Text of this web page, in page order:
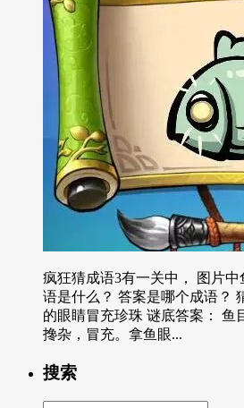
疯狂猜成语3有一关中， 图片
语是什么？ 答案是哪个成语？
的眼睛冒充珍珠 谜底答案： 鱼
搀杂，冒充。拿鱼眼...
搜索